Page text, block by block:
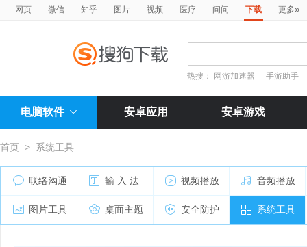
网页 微信 知乎 图片 视频 医疗 问问 下载 更多»
热搜： 网游加速器 手游助手
电脑软件 安卓应用 安卓游戏
首页 > 系统工具
联络沟通 输 入 法 视频播放 音频播放
图片工具 桌面主题 安全防护 系统工具